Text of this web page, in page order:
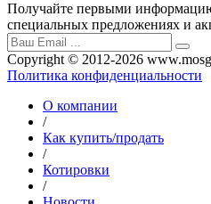
Получайте первыми
специальных предложениях и
Copyright © 2012-2026
Политика конфиденциальности
О компании
/
Как купить/продать
/
Котировки
/